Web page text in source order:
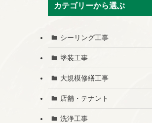
カテゴリーから選ぶ
シーリング工事
塗装工事
大規模修繕工事
店舗・テナント
洗浄工事